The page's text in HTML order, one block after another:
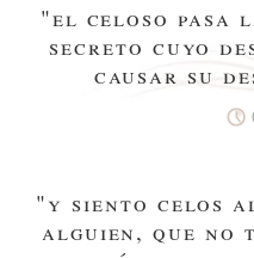
"el celoso pasa
secreto cuyo
causar su
"y siento celos
alguien, que no